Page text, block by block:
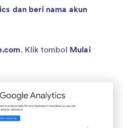
dan beri nama akun
. Klik tombol Mulai